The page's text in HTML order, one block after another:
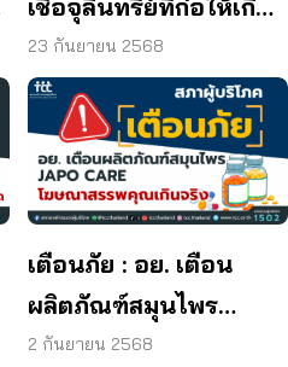
เชื้อจุลินทรีย์ที่ก่อให้เกิด
โรค และพบแบคทีเรีย
ยีสต์ และรา เกิน
มาตรฐานกำหนด ใน
ผลิตภัณฑ์ย้อมผม
23 กันยายน 2568
เตือนภัย : อย. เตือน
ผลิตภัณฑ์สมุนไพร
JAPO CARE โฆษณา
2 กันยายน 2568